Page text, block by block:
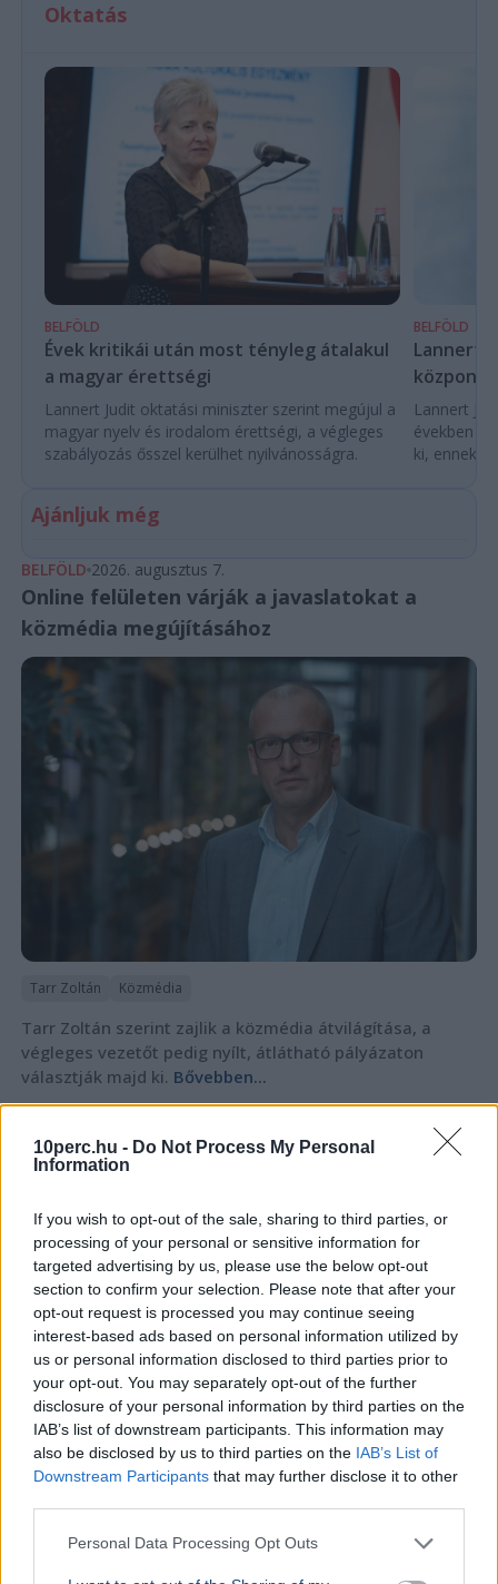
10perc.hu - Do Not Process My Personal
Information
If you wish to opt-out of the sale, sharing to third parties, or
processing of your personal or sensitive information for
targeted advertising by us, please use the below opt-out
section to confirm your selection. Please note that after your
opt-out request is processed you may continue seeing
interest-based ads based on personal information utilized by
us or personal information disclosed to third parties prior to
your opt-out. You may separately opt-out of the further
disclosure of your personal information by third parties on the
IAB’s list of downstream participants. This information may
also be disclosed by us to third parties on the IAB’s List of
Downstream Participants that may further disclose it to other
Personal Data Processing Opt Outs
Oktatás
BELFÖLD
Évek kritikái után most tényleg átalakul
a magyar érettségi
Lannert Judit oktatási miniszter szerint megújul a
magyar nyelv és irodalom érettségi, a végleges
szabályozás ősszel kerülhet nyilvánosságra.
BELFÖLD
Lannert
Lannert
években
ki, ennek
Ajánljuk még
BELFÖLD 2026. augusztus 7.
Online felületen várják a javaslatokat a
közmédia megújításához
Tarr Zoltán Közmédia
Tarr Zoltán szerint zajlik a közmédia átvilágítása, a
végleges vezetőt pedig nyílt, átlátható pályázaton
választják majd ki. Bővebben...
Hornok Miklós is esélyes Lázár János
Lázár János